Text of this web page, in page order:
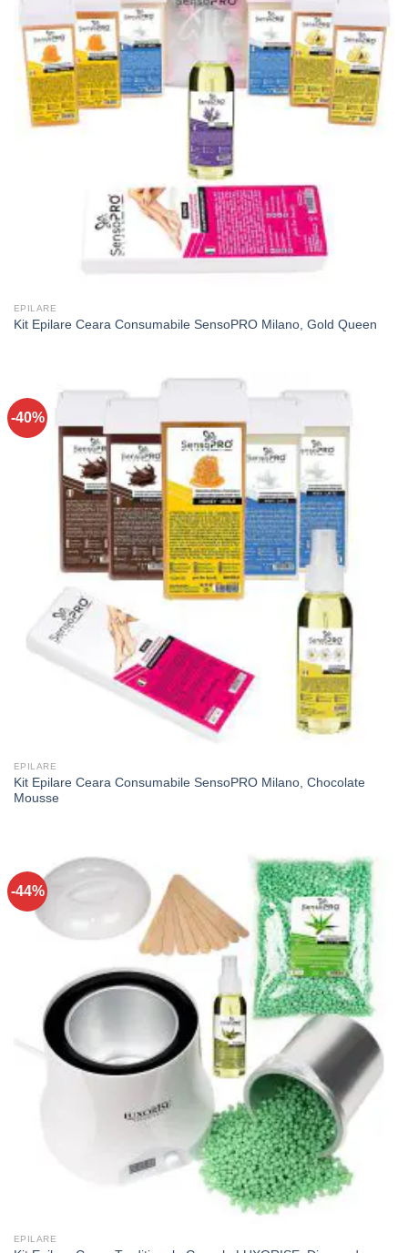
EPILARE
Kit Epilare Ceara Consumabile SensoPRO Milano, Gold Queen
-40%
EPILARE
Kit Epilare Ceara Consumabile SensoPRO Milano, Chocolate
Mousse
-44%
EPILARE